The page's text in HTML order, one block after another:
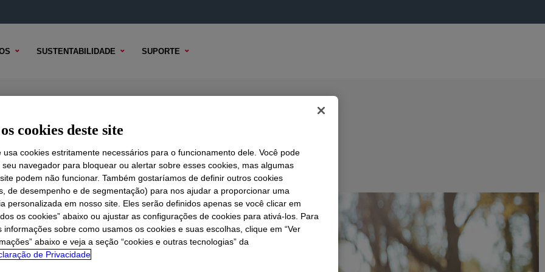
SUSTENTABILIDADE SUPORTE
Elastomer
TÉCNICO OPÇÕES DE AMOSTRA OPÇÕES DE COMPRA
cookies deste site
usa cookies estritamente necessários para o funcionamento dele. Você pode
navegador para bloquear ou alertar sobre esses cookies, mas algumas
podem não funcionar. Também gostaríamos de definir outros cookies
de desempenho e de segmentação) para nos ajudar a proporcionar uma
personalizada em nosso site. Eles serão definidos apenas se você clicar em
os cookies” abaixo ou ajustar as configurações de cookies para ativá-los. Para
informações sobre como usamos os cookies e suas escolhas, clique em “Ver
abaixo e veja a seção “cookies e outras tecnologias” da
de Privacidade